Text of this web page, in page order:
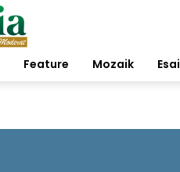
Feature Mozaik Esai